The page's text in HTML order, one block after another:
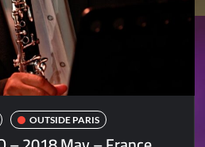
OUTSIDE PARIS